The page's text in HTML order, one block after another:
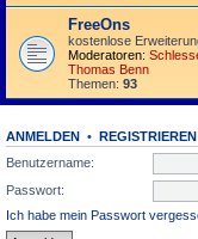
FreeOns
kostenlose
Moderatoren:
Thomas Benn
Themen: 93
ANMELDEN • REGISTRIEREN
Benutzername:
Passwort:
Ich habe mein Passwort